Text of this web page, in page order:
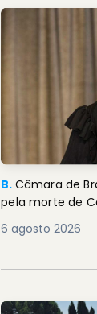
B. Câmara de
pela morte de
6 agosto 2026